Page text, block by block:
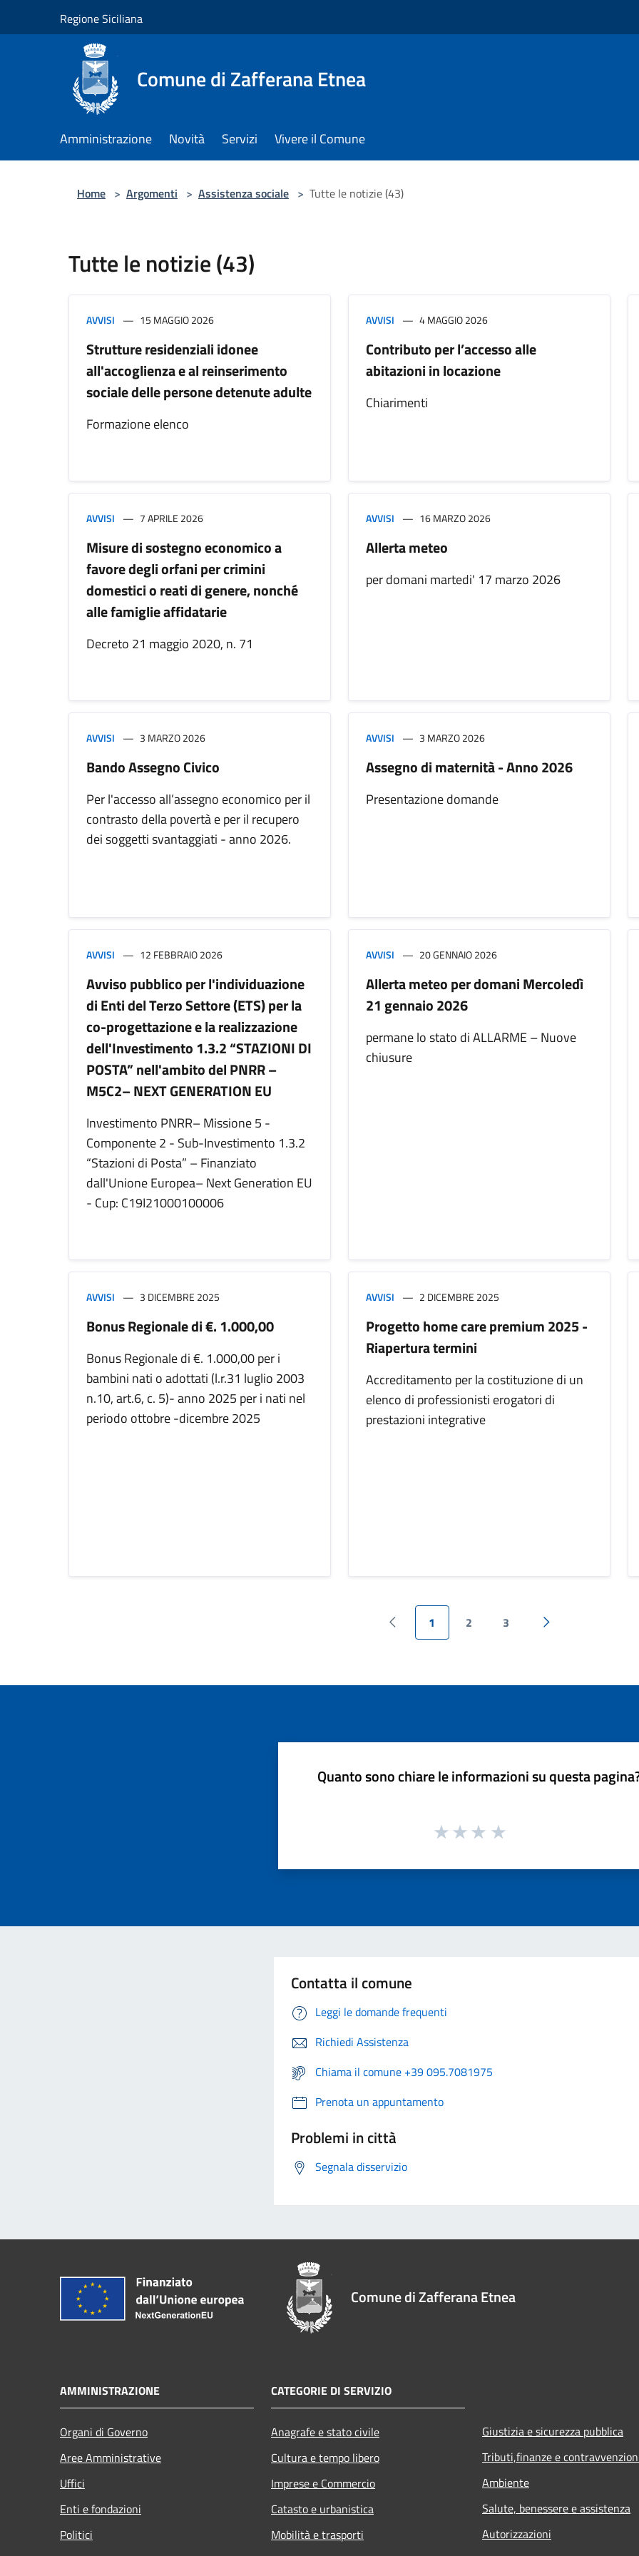
Regione Siciliana
Comune di Zafferana Etnea
Amministrazione Novità Servizi Vivere il Comune
Home > Argomenti > Assistenza sociale > Tutte le notizie (43)
Tutte le notizie (43)
AVVISI 15 MAGGIO 2026
Strutture residenziali idonee
all'accoglienza e al reinserimento
sociale delle persone detenute adulte
Formazione elenco
AVVISI 4 MAGGIO 2026
Contributo per l’accesso alle
abitazioni in locazione
Chiarimenti
AVVISI 7 APRILE 2026
Misure di sostegno economico a
favore degli orfani per crimini
domestici o reati di genere, nonché
alle famiglie affidatarie
Decreto 21 maggio 2020, n. 71
AVVISI 16 MARZO 2026
Allerta meteo
per domani martedi' 17 marzo 2026
AVVISI 3 MARZO 2026
Bando Assegno Civico
Per l'accesso all’assegno economico per il
contrasto della povertà e per il recupero
dei soggetti svantaggiati - anno 2026.
AVVISI 3 MARZO 2026
Assegno di maternità - Anno 2026
Presentazione domande
AVVISI 12 FEBBRAIO 2026
Avviso pubblico per l'individuazione
di Enti del Terzo Settore (ETS) per la
co-progettazione e la realizzazione
dell'Investimento 1.3.2 “STAZIONI DI
POSTA” nell'ambito del PNRR –
M5C2– NEXT GENERATION EU
Investimento PNRR– Missione 5 -
Componente 2 - Sub-Investimento 1.3.2
“Stazioni di Posta” – Finanziato
dall'Unione Europea– Next Generation EU
- Cup: C19I21000100006
AVVISI 20 GENNAIO 2026
Allerta meteo per domani Mercoledì
21 gennaio 2026
permane lo stato di ALLARME – Nuove
chiusure
AVVISI 3 DICEMBRE 2025
Bonus Regionale di €. 1.000,00
Bonus Regionale di €. 1.000,00 per i
bambini nati o adottati (l.r.31 luglio 2003
n.10, art.6, c. 5)- anno 2025 per i nati nel
periodo ottobre -dicembre 2025
AVVISI 2 DICEMBRE 2025
Progetto home care premium 2025 -
Riapertura termini
Accreditamento per la costituzione di un
elenco di professionisti erogatori di
prestazioni integrative
Pagina precedente
1 2 3
Pagina successiva
Quanto sono chiare le informazioni su questa
Contatta il comune
Leggi le domande frequenti
Richiedi Assistenza
Chiama il comune +39 095.7081975
Prenota un appuntamento
Problemi in città
Segnala disservizio
Comune di Zafferana Etnea
AMMINISTRAZIONE
Organi di Governo
Aree Amministrative
Uffici
Enti e fondazioni
Politici
CATEGORIE DI SERVIZIO
Anagrafe e stato civile
Cultura e tempo libero
Imprese e Commercio
Catasto e urbanistica
Mobilità e trasporti
Giustizia e sicurezza pubblica
Tributi,finanze e
Ambiente
Salute, benessere e assistenza
Autorizzazioni